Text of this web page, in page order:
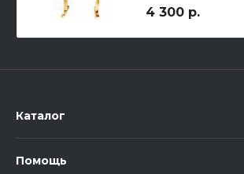
4 300 р.
Каталог
Помощь